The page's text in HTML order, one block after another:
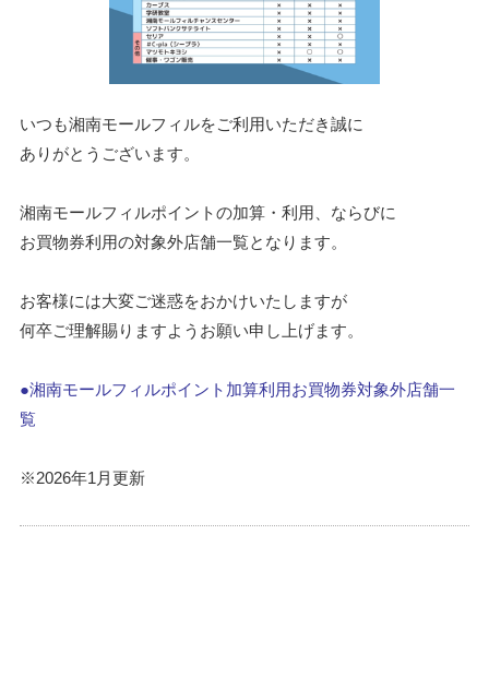
いつも湘南モールフィルをご利用いただき誠に
ありがとうございます。
湘南モールフィルポイントの加算・利用、ならびに
お買物券利用の対象外店舗一覧となります。
お客様には大変ご迷惑をおかけいたしますが
何卒ご理解賜りますようお願い申し上げます。
●湘南モールフィルポイント加算利用お買物券対象外店舗一
覧
※2026年1月更新